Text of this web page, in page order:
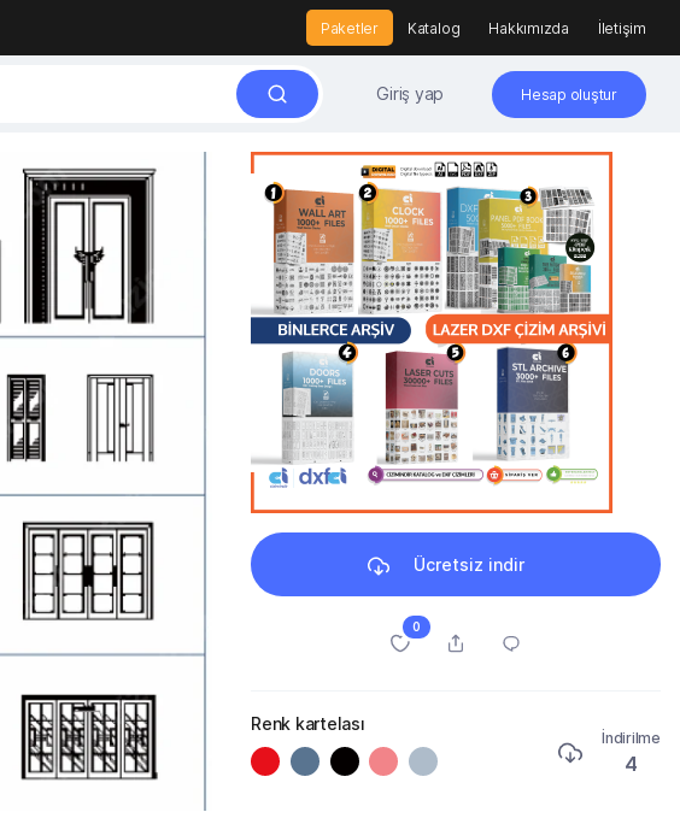
Paketler Katalog Hakkımızda İletişim
Giriş yap Hesap oluştur
Ücretsiz indir
0
Renk kartelası
İndirilme
4